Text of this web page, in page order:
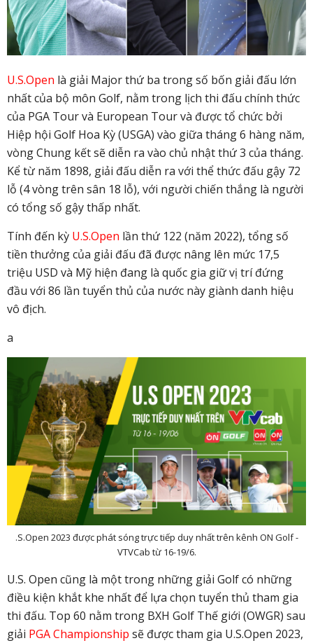
U.S.Open là giải Major thứ ba trong số bốn giải đấu lớn
nhất của bộ môn Golf, nằm trong lịch thi đấu chính thức
của PGA Tour và European Tour và được tổ chức bởi
Hiệp hội Golf Hoa Kỳ (USGA) vào giữa tháng 6 hàng năm,
vòng Chung kết sẽ diễn ra vào chủ nhật thứ 3 của tháng.
Kể từ năm 1898, giải đấu diễn ra với thể thức đấu gậy 72
lỗ (4 vòng trên sân 18 lỗ), với người chiến thắng là người
có tổng số gậy thấp nhất.
Tính đến kỳ U.S.Open lần thứ 122 (năm 2022), tổng số
tiền thưởng của giải đấu đã được nâng lên mức 17,5
triệu USD và Mỹ hiện đang là quốc gia giữ vị trí đứng
đầu với 86 lần tuyển thủ của nước này giành danh hiệu
vô địch.
a
.S.Open 2023 được phát sóng trực tiếp duy nhất trên kênh ON Golf -
VTVCab từ 16-19/6.
U.S. Open cũng là một trong những giải Golf có những
điều kiện khắt khe nhất để lựa chọn tuyển thủ tham gia
thi đấu. Top 60 nằm trong BXH Golf Thế giới (OWGR) sau
giải PGA Championship sẽ được tham gia U.S.Open 2023,